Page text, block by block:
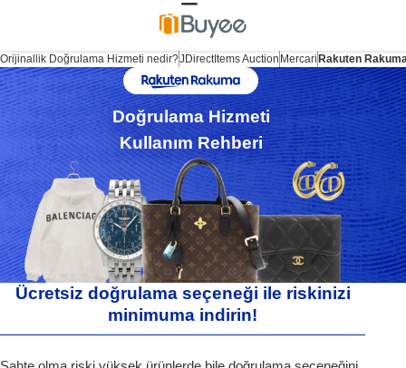
Orijinallik Doğrulama Hizmeti nedir?JDirectItems Auction Mercari Rakuten
Doğrulama Hizmeti
Kullanım Rehberi
Ücretsiz doğrulama seçeneği ile riskinizi
minimuma indirin!